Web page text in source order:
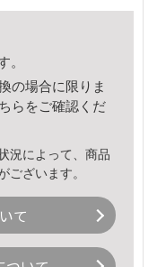
。
の場合に限りま
ら をご確認くだ
況によって、商品
ございます。
て